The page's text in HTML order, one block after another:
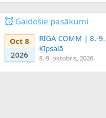
Gaidošie pasākumi
Oct 8
2026
RIGA COMM | 8.-
Ķīpsalā
8.-9. oktobris, 2026.